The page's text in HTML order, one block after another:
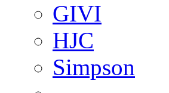
GIVI
HJC
Simpson